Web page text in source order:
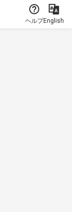
ヘルプEnglish